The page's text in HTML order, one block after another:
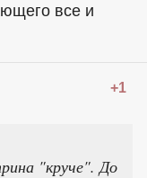
все и
+1
"круче". До